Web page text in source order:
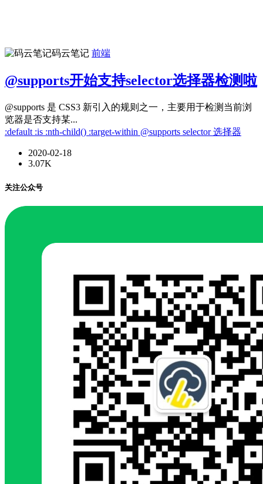
码云笔记 前端
@supports开始支持selector选择器检测啦
@supports 是 CSS3 新引入的规则之一，主要用于检测当前浏
览器是否支持某...
:default :is :nth-child() :target-within @supports selector 选择器
2020-02-18
3.07K
关注公众号